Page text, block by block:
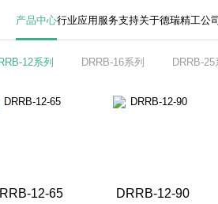
产品中心行业应用服务支持关于德瑞精工公
12系列 DRRB-16系列 DRRB-25
12-65 DRRB-12-90